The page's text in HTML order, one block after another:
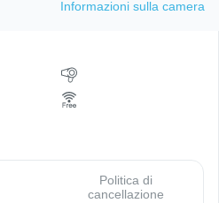
Informazioni sulla camera
Politica di
cancellazione